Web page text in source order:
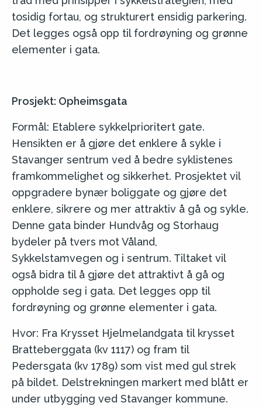
tosidig fortau, og strukturert ensidig parkering.
Det legges også opp til fordrøyning og grønne
elementer i gata.
Prosjekt: Opheimsgata
Formål: Etablere sykkelprioritert gate.
Hensikten er å gjøre det enklere å sykle i
Stavanger sentrum ved å bedre syklistenes
framkommelighet og sikkerhet. Prosjektet vil
oppgradere bynær boliggate og gjøre det
enklere, sikrere og mer attraktiv å gå og sykle.
Denne gata binder Hundvåg og Storhaug
bydeler på tvers mot Våland,
Sykkelstamvegen og i sentrum. Tiltaket vil
også bidra til å gjøre det attraktivt å gå og
oppholde seg i gata. Det legges opp til
fordrøyning og grønne elementer i gata.
Hvor: Fra Krysset Hjelmelandgata til krysset
Bratteberggata (kv 1117) og fram til
Pedersgata (kv 1789) som vist med gul strek
på bildet. Delstrekningen markert med blått er
under utbygging ved Stavanger kommune.